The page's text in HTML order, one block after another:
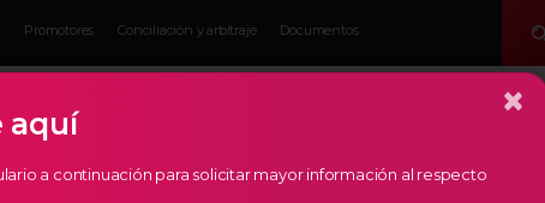
Promotores Conciliación y arbitraje Documentos
Conocer Temás
×
aquí
a continuación para solicitar mayor información al respecto